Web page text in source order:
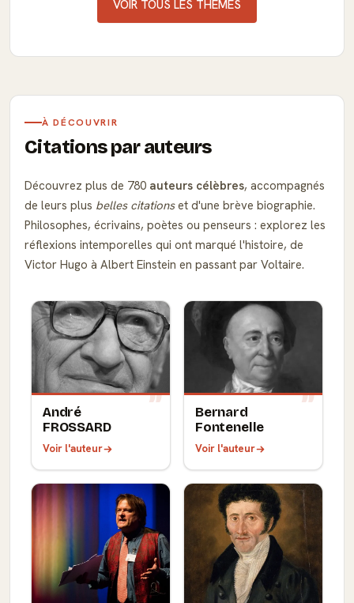
VOIR TOUS LES THÈMES
À DÉCOUVRIR
Citations par auteurs
Découvrez plus de 780 auteurs célèbres, accompagnés
de leurs plus belles citationset d'une brève biographie.
Philosophes, écrivains, poètes ou penseurs : explorez les
réflexions intemporelles qui ont marqué l'histoire, de
Victor Hugo à Albert Einstein en passant par Voltaire.
André
FROSSARD
Voir l'auteur
Bernard
Fontenelle
Voir l'auteur